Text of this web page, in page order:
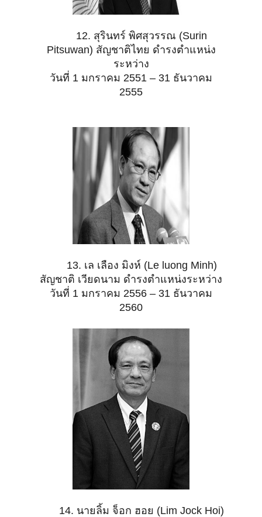
12. สุรินทร์ พิศสุวรรณ (Surin
Pitsuwan) สัญชาติไทย ดำรงตำแหน่ง
ระหว่าง
วันที่ 1 มกราคม 2551 – 31 ธันวาคม
2555
13. เล เลือง มิงห์ (Le luong Minh)
สัญชาติ เวียดนาม ดำรงตำแหน่งระหว่าง
วันที่ 1 มกราคม 2556 – 31 ธันวาคม
2560
14. นายลิ้ม จ็อก ฮอย (Lim Jock Hoi)